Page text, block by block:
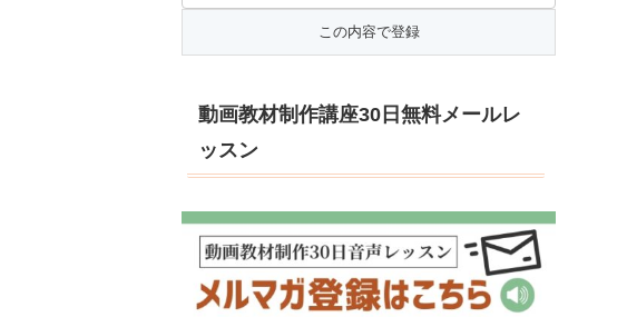
動画教材制作講座30日無料メールレ
ッスン